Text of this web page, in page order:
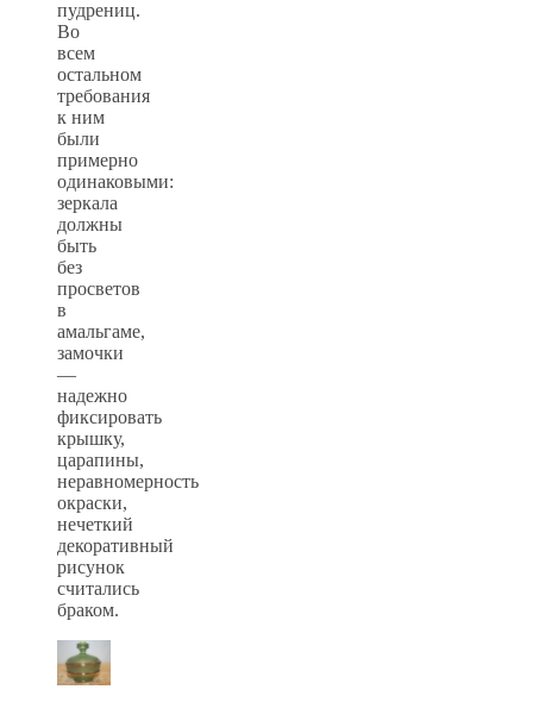
пудрениц.
Во
всем
остальном
требования
к ним
были
примерно
одинаковыми:
зеркала
должны
быть
без
просветов
в
амальгаме,
замочки
—
надежно
фиксировать
крышку,
царапины,
неравномерность
окраски,
нечеткий
декоративный
рисунок
считались
браком.